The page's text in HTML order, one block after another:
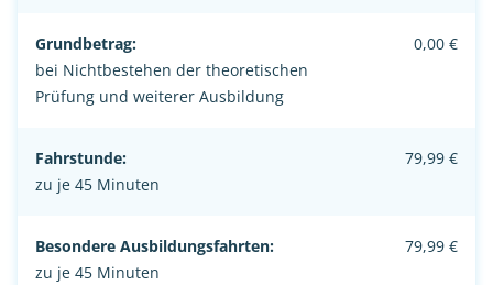
Grundbetrag:
bei Nichtbestehen der theoretischen
Prüfung und weiterer Ausbildung
0,00 €
Fahrstunde:
zu je 45 Minuten
79,99 €
Besondere Ausbildungsfahrten:
zu je 45 Minuten
79,99 €